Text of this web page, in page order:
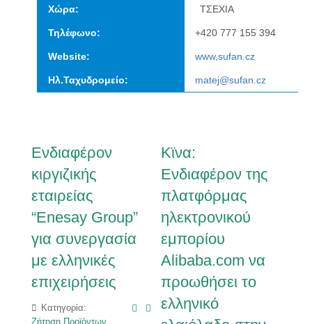
Χώρα: ΤΣΕΧΙΑ
Τηλέφωνο: +420 777 155 394
Website: www,sufan.cz
Ηλ.Ταχυδρομείο: matej@sufan.cz
Ενδιαφέρον
κιργιζικής
εταιρείας
“Enesay Group”
για συνεργασία
με ελληνικές
επιχειρήσεις
Κατηγορία:
Κϊνα:
Ενδιαφέρον της
πλατφόρμας
ηλεκτρονικού
εμπορίου
Alibaba.com να
προωθήσει το
ελληνικό